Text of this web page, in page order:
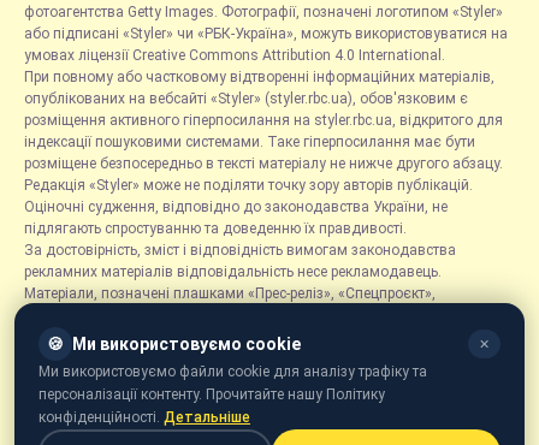
фотоагентства Getty Images. Фотографії, позначені логотипом «Styler»
або підписані «Styler» чи «РБК-Україна», можуть використовуватися на
умовах ліцензії Creative Commons Attribution 4.0 International.
При повному або частковому відтворенні інформаційних матеріалів,
опублікованих на вебсайті «Styler» (styler.rbc.ua), обов'язковим є
розміщення активного гіперпосилання на styler.rbc.ua, відкритого для
індексації пошуковими системами. Таке гіперпосилання має бути
розміщене безпосередньо в тексті матеріалу не нижче другого абзацу.
Редакція «Styler» може не поділяти точку зору авторів публікацій.
Оціночні судження, відповідно до законодавства України, не
підлягають спростуванню та доведенню їх правдивості.
За достовірність, зміст і відповідність вимогам законодавства
рекламних матеріалів відповідальність несе рекламодавець.
Матеріали, позначені плашками «Прес-реліз», «Спецпроєкт»,
розміщуються на правах реклами.
Рубрика «Новини компаній» є інформаційним форматом, що містить
новини, повідомлення та оголошення, пов'язані з діяльністю
компаній, і ґрунтується на інформації, наданій відповідними
компаніями. Редакція не несе відповідальності за достовірність такої
🍪 Ми використовуємо cookie ✕
Ми використовуємо файли cookie для аналізу трафіку та
персоналізації контенту. Прочитайте нашу Політику
конфіденційності. Детальніше